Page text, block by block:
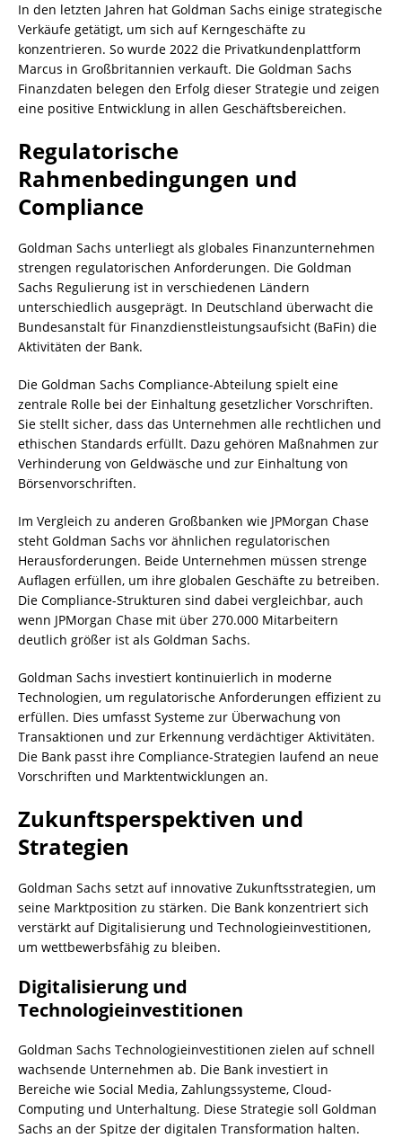
In den letzten Jahren hat Goldman Sachs einige strategische
Verkäufe getätigt, um sich auf Kerngeschäfte zu
konzentrieren. So wurde 2022 die Privatkundenplattform
Marcus in Großbritannien verkauft. Die Goldman Sachs
Finanzdaten belegen den Erfolg dieser Strategie und zeigen
eine positive Entwicklung in allen Geschäftsbereichen.
Regulatorische
Rahmenbedingungen und
Compliance
Goldman Sachs unterliegt als globales Finanzunternehmen
strengen regulatorischen Anforderungen. Die Goldman
Sachs Regulierung ist in verschiedenen Ländern
unterschiedlich ausgeprägt. In Deutschland überwacht die
Bundesanstalt für Finanzdienstleistungsaufsicht (BaFin) die
Aktivitäten der Bank.
Die Goldman Sachs Compliance-Abteilung spielt eine
zentrale Rolle bei der Einhaltung gesetzlicher Vorschriften.
Sie stellt sicher, dass das Unternehmen alle rechtlichen und
ethischen Standards erfüllt. Dazu gehören Maßnahmen zur
Verhinderung von Geldwäsche und zur Einhaltung von
Börsenvorschriften.
Im Vergleich zu anderen Großbanken wie JPMorgan Chase
steht Goldman Sachs vor ähnlichen regulatorischen
Herausforderungen. Beide Unternehmen müssen strenge
Auflagen erfüllen, um ihre globalen Geschäfte zu betreiben.
Die Compliance-Strukturen sind dabei vergleichbar, auch
wenn JPMorgan Chase mit über 270.000 Mitarbeitern
deutlich größer ist als Goldman Sachs.
Goldman Sachs investiert kontinuierlich in moderne
Technologien, um regulatorische Anforderungen effizient zu
erfüllen. Dies umfasst Systeme zur Überwachung von
Transaktionen und zur Erkennung verdächtiger Aktivitäten.
Die Bank passt ihre Compliance-Strategien laufend an neue
Vorschriften und Marktentwicklungen an.
Zukunftsperspektiven und
Strategien
Goldman Sachs setzt auf innovative Zukunftsstrategien, um
seine Marktposition zu stärken. Die Bank konzentriert sich
verstärkt auf Digitalisierung und Technologieinvestitionen,
um wettbewerbsfähig zu bleiben.
Digitalisierung und
Technologieinvestitionen
Goldman Sachs Technologieinvestitionen zielen auf schnell
wachsende Unternehmen ab. Die Bank investiert in
Bereiche wie Social Media, Zahlungssysteme, Cloud-
Computing und Unterhaltung. Diese Strategie soll Goldman
Sachs an der Spitze der digitalen Transformation halten.